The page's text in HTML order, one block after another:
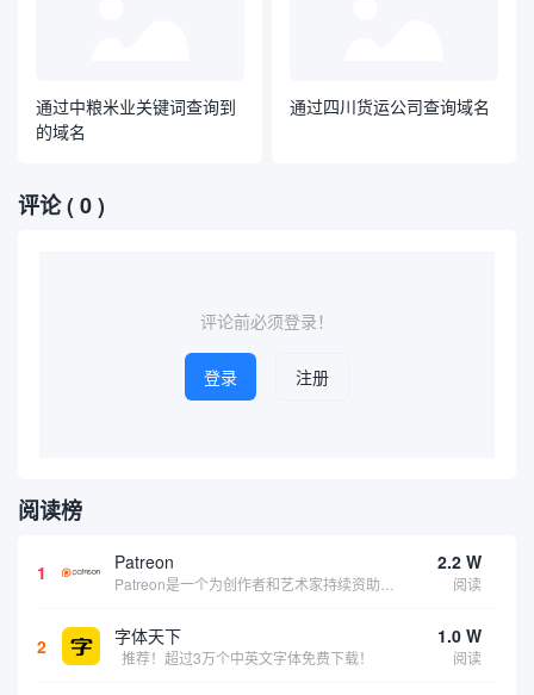
通过中粮米业关键词查询到
的域名
通过四川货运公司查询域名
评论( 0 )
评论前必须登录！
登录 注册
阅读榜
1 Patreon 2.2 W
阅读
2 字体天下
推荐！超过3万个中英文字体免费下载！
1.0 W
阅读